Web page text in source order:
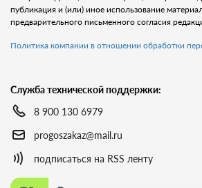
публикация и (или) иное использование
предварительного письменного согласия
Политика компании в отношении обработки
Служба технической поддержки:
8 900 130 6979
progoszakaz@mail.ru
подписаться на RSS ленту